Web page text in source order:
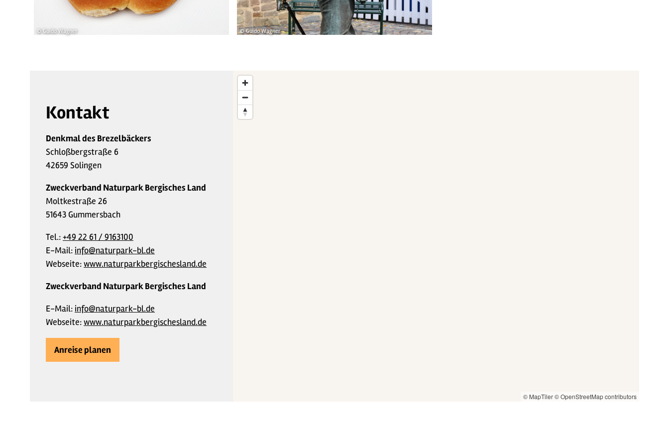
© Guido Wagner © Guido Wagner
Kontakt
Denkmal des Brezelbäckers
Schloßbergstraße 6
42659 Solingen
Zweckverband Naturpark Bergisches Land
Moltkestraße 26
51643 Gummersbach
Tel.:+49 22 61 / 9163100
E-Mail: info@naturpark-bl.de
Webseite:www.naturparkbergischesland.de
Zweckverband Naturpark Bergisches Land
E-Mail: info@naturpark-bl.de
Webseite:www.naturparkbergischesland.de
Anreise planen
© MapTiler© OpenStreetMap contributors